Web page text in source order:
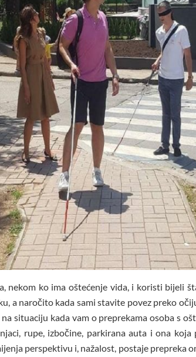
nekom ko ima oštećenje vida, i koristi bijeli
a naročito kada sami stavite povez preko
situaciju kada vam o preprekama osoba s
rupe, izbočine, parkirana auta i ona koja
perspektivu i, nažalost, postaje prepreka